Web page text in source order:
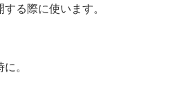
る際に使います。
。